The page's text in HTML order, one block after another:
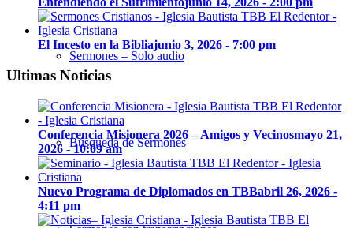
Sermones – Solo audio
Búsqueda de Sermones
El Incesto en la Bibliajunio 3, 2026 - 7:00 pm
Ultimas Noticias
Conferencia Misionera 2026 – Amigos y Vecinosmayo 21,
2026 - 10:09 am
Nuevo Programa de Diplomados en TBBabril 26, 2026 -
4:11 pm